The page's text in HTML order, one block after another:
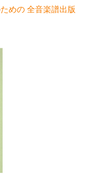
めの 全音楽譜出版